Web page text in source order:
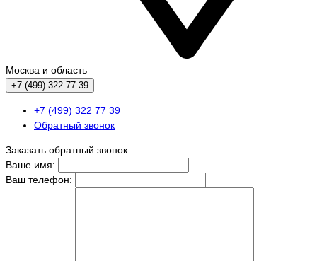
Москва и область
+7 (499) 322 77 39
+7 (499) 322 77 39
Обратный звонок
Заказать обратный звонок
Ваше имя:
Ваш телефон: